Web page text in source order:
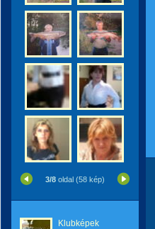
3/8 oldal (58 kép)
Klubképek